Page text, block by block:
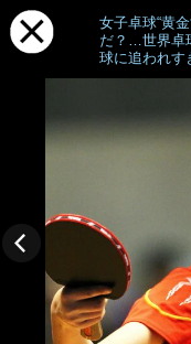
女子卓球“黄
だ？…世界卓
球に追われす